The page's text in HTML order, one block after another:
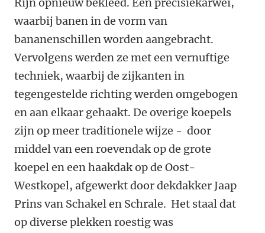
Rijn opnieuw bekleed. Een precisiekarwei,
waarbij banen in de vorm van
bananenschillen worden aangebracht.
Vervolgens werden ze met een vernuftige
techniek, waarbij de zijkanten in
tegengestelde richting werden omgebogen
en aan elkaar gehaakt. De overige koepels
zijn op meer traditionele wijze - door
middel van een roevendak op de grote
koepel en een haakdak op de Oost-
Westkopel, afgewerkt door dekdakker Jaap
Prins van Schakel en Schrale. Het staal dat
op diverse plekken roestig was